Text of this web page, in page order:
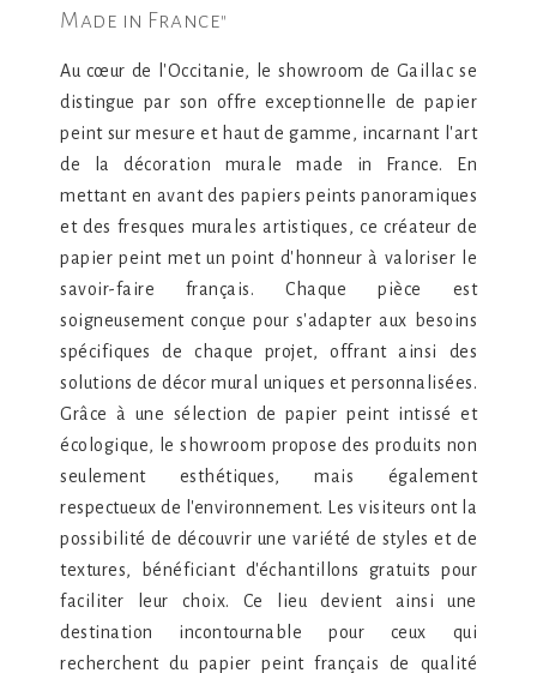
Made in France"
Au cœur de l'Occitanie, le showroom de Gaillac se
distingue par son offre exceptionnelle de papier
peint sur mesure et haut de gamme, incarnant l'art
de la décoration murale made in France. En
mettant en avant des papiers peints panoramiques
et des fresques murales artistiques, ce créateur de
papier peint met un point d'honneur à valoriser le
savoir-faire français. Chaque pièce est
soigneusement conçue pour s'adapter aux besoins
spécifiques de chaque projet, offrant ainsi des
solutions de décor mural uniques et personnalisées.
Grâce à une sélection de papier peint intissé et
écologique, le showroom propose des produits non
seulement esthétiques, mais également
respectueux de l'environnement. Les visiteurs ont la
possibilité de découvrir une variété de styles et de
textures, bénéficiant d'échantillons gratuits pour
faciliter leur choix. Ce lieu devient ainsi une
destination incontournable pour ceux qui
recherchent du papier peint français de qualité